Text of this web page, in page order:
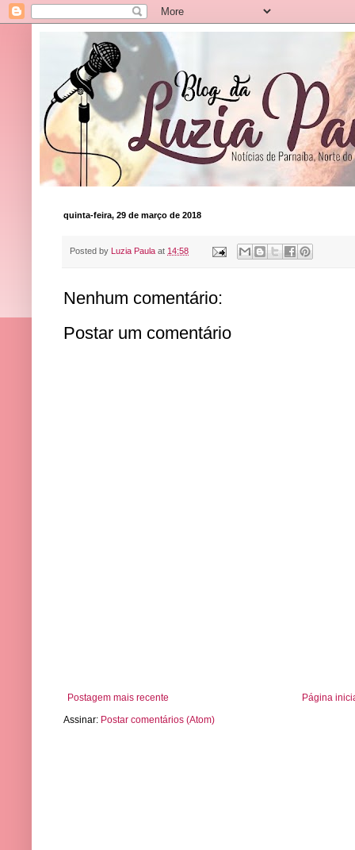
quinta-feira, 29 de março de 2018
Posted by Luzia Paula at 14:58
Nenhum comentário:
Postar um comentário
Postagem mais recente
Página
Assinar: Postar comentários (Atom)